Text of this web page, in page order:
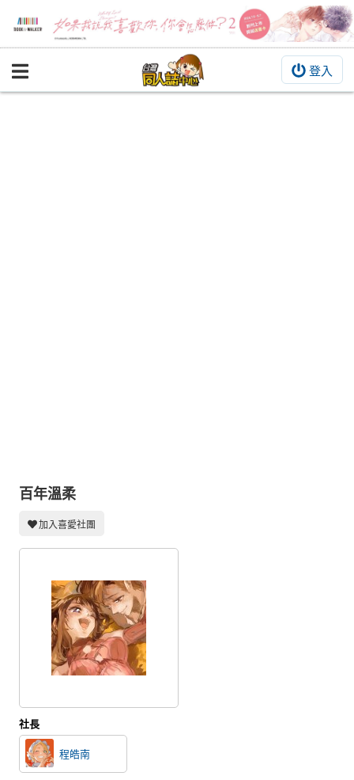
登入
BOOKY書集倉庫
攤位轉讓區
會員功能選單
會員中心
註冊會員
登入
百年溫柔
加入喜愛社團
社長
程皓南